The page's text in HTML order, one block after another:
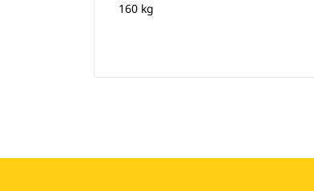
160 kg